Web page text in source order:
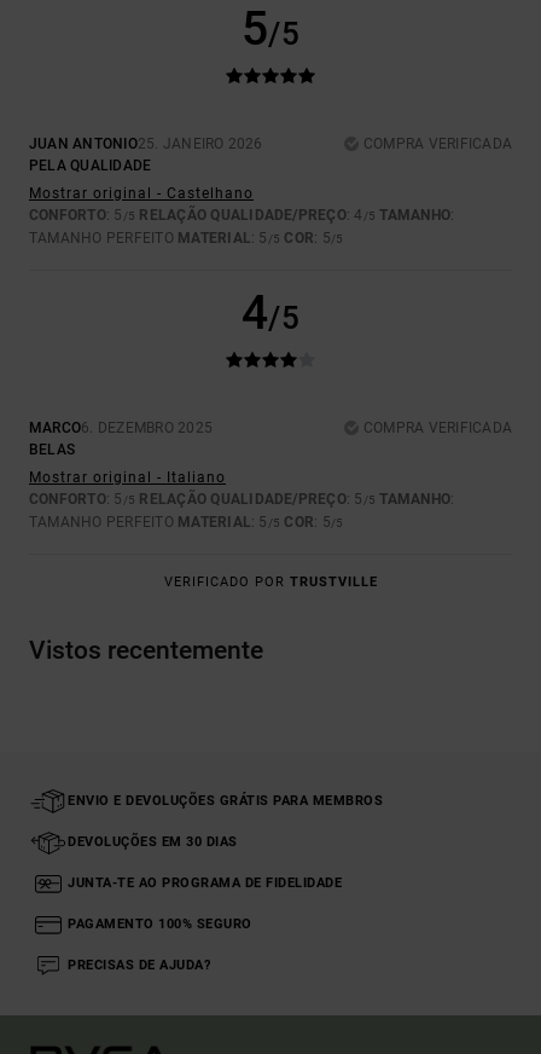
5/5
JUAN ANTONIO25. JANEIRO 2026
COMPRA VERIFICADA
PELA QUALIDADE
Mostrar original - Castelhano
CONFORTO: 5 /5 RELAÇÃO QUALIDADE/PREÇO: 4 /5 TAMANHO:
TAMANHO PERFEITO MATERIAL: 5 /5 COR: 5/5
4/5
MARCO6. DEZEMBRO 2025
COMPRA VERIFICADA
BELAS
Mostrar original - Italiano
CONFORTO: 5 /5 RELAÇÃO QUALIDADE/PREÇO: 5 /5 TAMANHO:
TAMANHO PERFEITO MATERIAL: 5 /5 COR: 5/5
VERIFICADO POR TRUSTVILLE
Vistos recentemente
ENVIO E DEVOLUÇÕES GRÁTIS PARA MEMBROS
DEVOLUÇÕES EM 30 DIAS
JUNTA-TE AO PROGRAMA DE FIDELIDADE
PAGAMENTO 100% SEGURO
PRECISAS DE AJUDA?